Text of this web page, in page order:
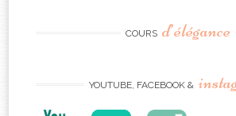
COURS d’élégance
YOUTUBE, FACEBOOK &